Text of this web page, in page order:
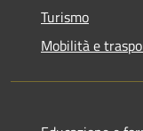
Turismo
Mobilità e